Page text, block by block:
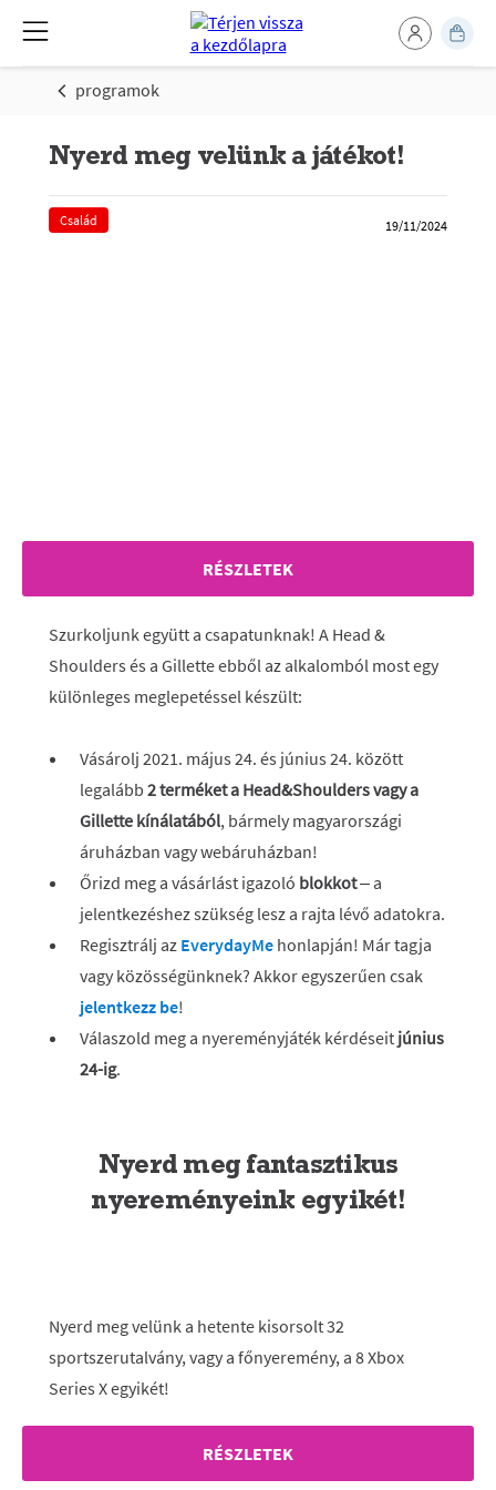
programok
Nyerd meg velünk a játékot!
Család 19/11/2024
RÉSZLETEK
Szurkoljunk együtt a csapatunknak! A Head &
Shoulders és a Gillette ebből az alkalomból most egy
különleges meglepetéssel készült:
Vásárolj 2021. május 24. és június 24. között
legalább 2 terméket a Head&Shoulders vagy a
Gillette kínálatából, bármely magyarországi
áruházban vagy webáruházban!
Őrizd meg a vásárlást igazoló blokkot– a
jelentkezéshez szükség lesz a rajta lévő adatokra.
Regisztrálj az EverydayMe honlapján! Már tagja
vagy közösségünknek? Akkor egyszerűen csak
jelentkezz be!
Válaszold meg a nyereményjáték kérdéseit június
24-ig.
Nyerd meg fantasztikus
nyereményeink egyikét!
Nyerd meg velünk a hetente kisorsolt 32
sportszerutalvány, vagy a főnyeremény, a 8 Xbox
Series X egyikét!
RÉSZLETEK